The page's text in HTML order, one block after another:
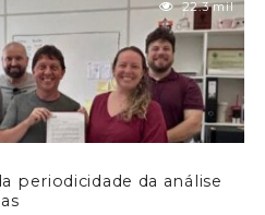
22.3 mil
periodicidade da análise